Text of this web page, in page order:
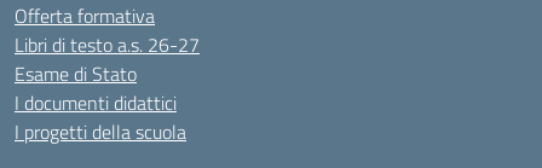
Offerta formativa
Libri di testo a.s. 26-27
Esame di Stato
I documenti didattici
I progetti della scuola